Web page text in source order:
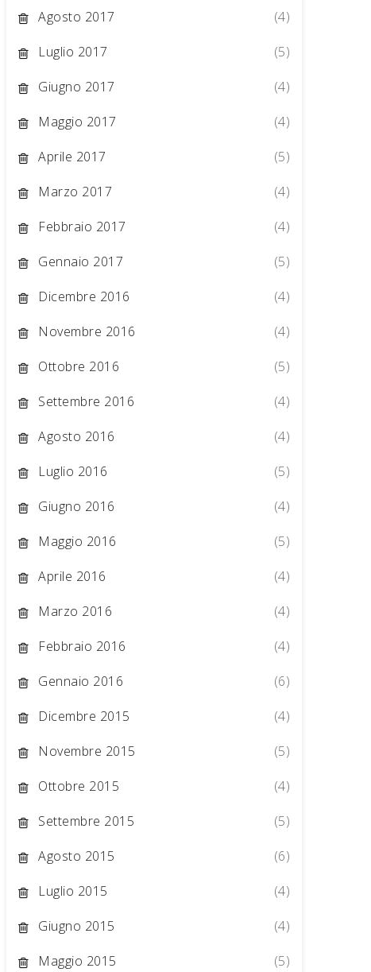
Agosto 2017
(4)
Luglio 2017
(5)
Giugno 2017
(4)
Maggio 2017
(4)
Aprile 2017
(5)
Marzo 2017
(4)
Febbraio 2017
(4)
Gennaio 2017
(5)
Dicembre 2016
(4)
Novembre 2016
(4)
Ottobre 2016
(5)
Settembre 2016
(4)
Agosto 2016
(4)
Luglio 2016
(5)
Giugno 2016
(4)
Maggio 2016
(5)
Aprile 2016
(4)
Marzo 2016
(4)
Febbraio 2016
(4)
Gennaio 2016
(6)
Dicembre 2015
(4)
Novembre 2015
(5)
Ottobre 2015
(4)
Settembre 2015
(5)
Agosto 2015
(6)
Luglio 2015
(4)
Giugno 2015
(4)
Maggio 2015
(5)